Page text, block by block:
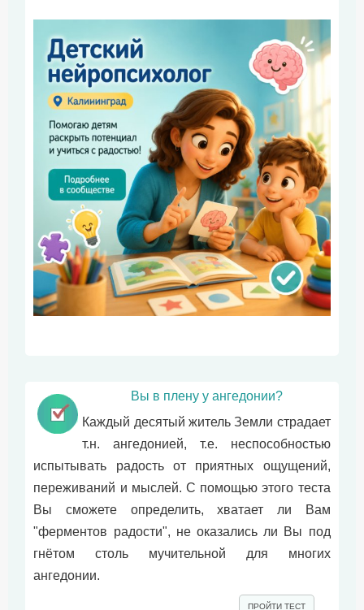
Вы в плену у ангедонии?
Каждый десятый житель Земли страдает
т.н. ангедонией, т.е. неспособностью
испытывать радость от приятных ощущений,
переживаний и мыслей. С помощью этого теста
Вы сможете определить, хватает ли Вам
"ферментов радости", не оказались ли Вы под
гнётом столь мучительной для многих
ангедонии.
ПРОЙТИ ТЕСТ